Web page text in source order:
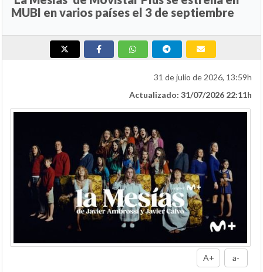
MUBI en varios países el 3 de septiembre
31 de julio de 2026, 13:59h
Actualizado: 31/07/2026 22:11h
A+ a-